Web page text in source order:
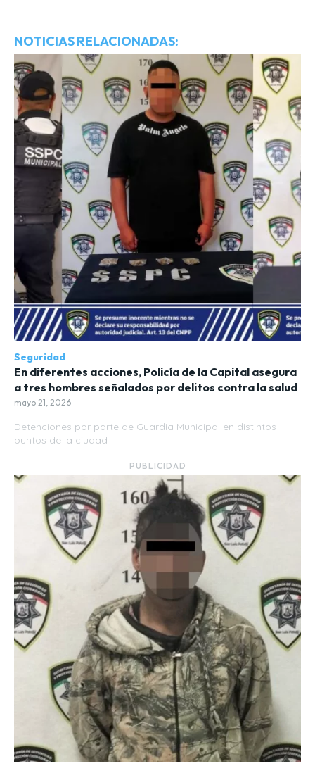
NOTICIAS RELACIONADAS:
Seguridad
En diferentes acciones, Policía de la Capital asegura
a tres hombres señalados por delitos contra la salud
mayo 21, 2026
Detenciones por parte de Guardia Municipal en distintos
puntos de la ciudad
― PUBLICIDAD ―